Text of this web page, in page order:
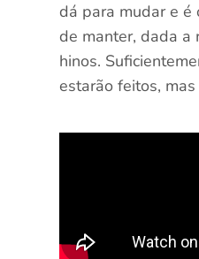
dá para mudar e é
de manter, dada a
hinos.
estarão feitos,